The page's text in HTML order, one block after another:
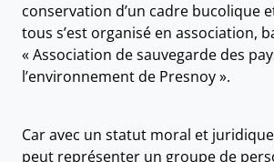
conservation d’un cadre bucolique
tous s’est organisé en association,
« Association de sauvegarde des
l’environnement de Presnoy ».
Car avec un statut moral et
peut représenter un groupe de